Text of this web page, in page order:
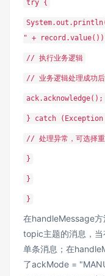
try {
" +
// 执行业务逻辑
// 业务逻辑处理成功后
ack.acknowledge();
} catch
// 处理异常，可选择重
}
}
}
在handleMessage
topic主题的消息，
单条消息；在
了ackMode =